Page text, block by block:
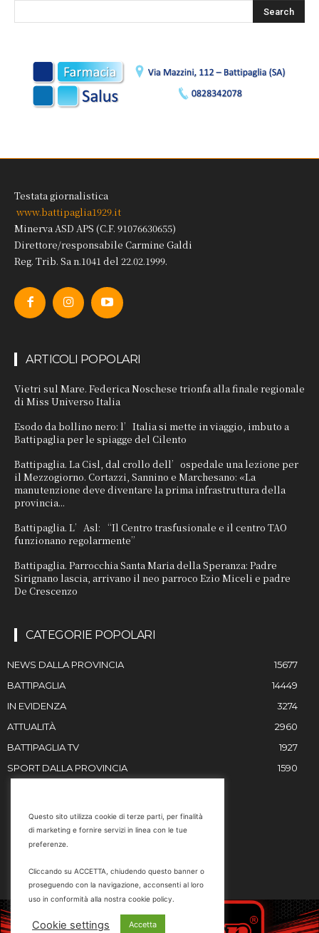
Testata giornalistica
www.battipaglia1929.it
Minerva ASD APS (C.F. 91076630655)
Direttore/responsabile Carmine Galdi
Reg. Trib. Sa n.1041 del 22.02.1999.
ARTICOLI POPOLARI
Vietri sul Mare. Federica Noschese trionfa alla finale regionale
di Miss Universo Italia
Esodo da bollino nero: l’Italia si mette in viaggio, imbuto a
Battipaglia per le spiagge del Cilento
Battipaglia. La Cisl, dal crollo dell’ospedale una lezione per
il Mezzogiorno. Cortazzi, Sannino e Marchesano: «La
manutenzione deve diventare la prima infrastruttura della
provincia...
Battipaglia. L’Asl: “Il Centro trasfusionale e il centro TAO
funzionano regolarmente”
Battipaglia. Parrocchia Santa Maria della Speranza: Padre
Sirignano lascia, arrivano il neo parroco Ezio Miceli e padre
De Crescenzo
CATEGORIE POPOLARI
NEWS DALLA PROVINCIA
15677
BATTIPAGLIA
14449
IN EVIDENZA
3274
ATTUALITÀ
2960
BATTIPAGLIA TV
1927
SPORT DALLA PROVINCIA
1590
Email
marketing@battipaglia1929.it
carminegaldi@virgilio.it
Questo sito utilizza cookie di terze parti, per finalità
di marketing e fornire servizi in linea con le tue
preferenze.
Cliccando su ACCETTA, chiudendo questo banner o
proseguendo con la navigazione, acconsenti al loro
uso in conformità alla nostra cookie policy.
Cookie settings Accetta